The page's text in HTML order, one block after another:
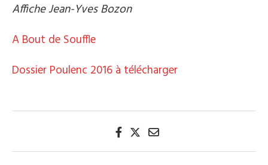
Affiche Jean-Yves Bozon
A Bout de Souffle
Dossier Poulenc 2016 à télécharger